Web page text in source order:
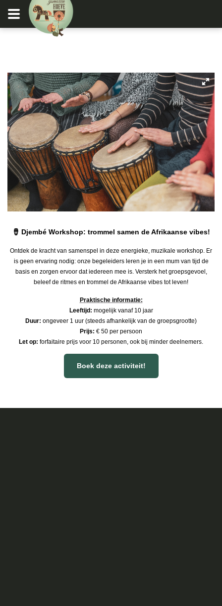
🪘 Djembé Workshop: trommel samen de Afrikaanse vibes!
Ontdek de kracht van samenspel in deze energieke, muzikale workshop. Er
is geen ervaring nodig: onze begeleiders leren je in een mum van tijd de
basis en zorgen ervoor dat iedereen mee is. Versterk het groepsgevoel,
beleef de ritmes en trommel de Afrikaanse vibes tot leven!
Praktische informatie:
Leeftijd: mogelijk vanaf 10 jaar
Duur: ongeveer 1 uur (steeds afhankelijk van de groepsgrootte)
Prijs: € 50 per persoon
Let op: forfaitaire prijs voor 10 personen, ook bij minder deelnemers.​​
Boek deze activiteit!